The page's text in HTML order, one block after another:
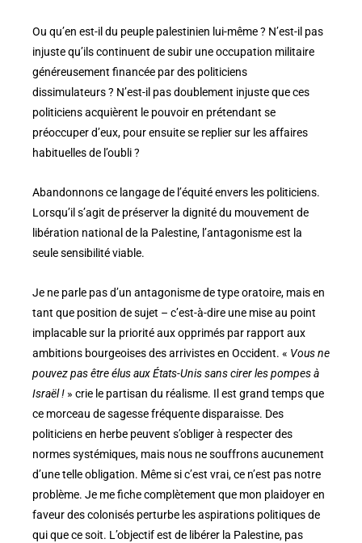
Ou qu’en est-il du peuple palestinien lui-même ? N’est-il pas
injuste qu’ils continuent de subir une occupation militaire
généreusement financée par des politiciens
dissimulateurs ? N’est-il pas doublement injuste que ces
politiciens acquièrent le pouvoir en prétendant se
préoccuper d’eux, pour ensuite se replier sur les affaires
habituelles de l’oubli ?
Abandonnons ce langage de l’équité envers les politiciens.
Lorsqu’il s’agit de préserver la dignité du mouvement de
libération national de la Palestine, l’antagonisme est la
seule sensibilité viable.
Je ne parle pas d’un antagonisme de type oratoire, mais en
tant que position de sujet – c’est-à-dire une mise au point
implacable sur la priorité aux opprimés par rapport aux
ambitions bourgeoises des arrivistes en Occident. « Vous ne
pouvez pas être élus aux États-Unis sans cirer les pompes à
Israël ! » crie le partisan du réalisme. Il est grand temps que
ce morceau de sagesse fréquente disparaisse. Des
politiciens en herbe peuvent s’obliger à respecter des
normes systémiques, mais nous ne souffrons aucunement
d’une telle obligation. Même si c’est vrai, ce n’est pas notre
problème. Je me fiche complètement que mon plaidoyer en
faveur des colonisés perturbe les aspirations politiques de
qui que ce soit. L’objectif est de libérer la Palestine, pas